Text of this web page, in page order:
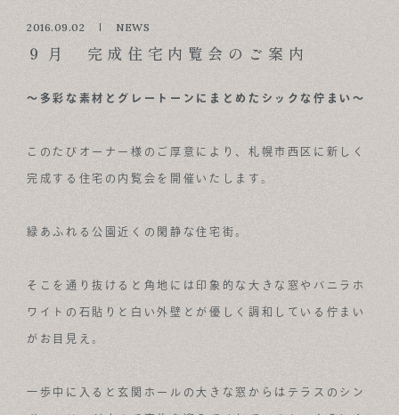
MODEL HOUSE
NEWS & OPENHOUSE
ABOUT
FOR BUSINESS
RECRUIT
SUSTAINABLE DESIGN COMPANY
2016.09.02 NEWS
９月 完成住宅内覧会のご案内
～多彩な素材とグレートーンにまとめたシックな佇まい～
このたびオーナー様のご厚意により、札幌市西区に新しく
完成する住宅の内覧会を開催いたします。
緑あふれる公園近くの閑静な住宅街。
そこを通り抜けると角地には印象的な大きな窓やバニラホ
ワイトの石貼りと白い外壁とが優しく調和している佇まい
がお目見え。
一歩中に入ると玄関ホールの大きな窓からはテラスのシン